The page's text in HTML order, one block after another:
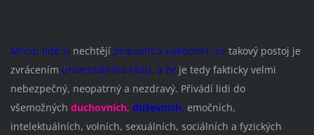
Mnozí lidé si nechtějí připustit a uvědomit, že takový postoj je
zvrácením univerzálního řádu, a že je tedy fakticky velmi
nebezpečný, neopatrný a nezdravý. Přivádí lidi do
všemožných duchovních, duševních, emočních,
intelektuálních, volních, sexuálních, sociálních a fyzických